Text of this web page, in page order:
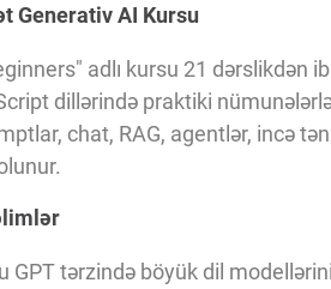
Generativ AI Kursu
adlı kursu 21 dərslikdən
dillərində praktiki
chat, RAG, agentlər, incə
tərzində böyük dil